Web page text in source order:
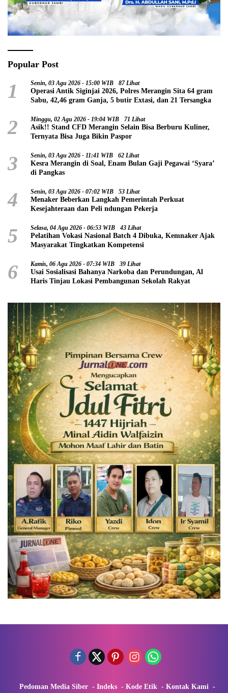
Popular Post
1 Senin, 03 Agu 2026 - 15:00 WIB 87 Lihat
Operasi Antik Siginjai 2026, Polres Merangin Sita 64 gram
Sabu, 42,46 gram Ganja, 5 butir Extasi, dan 21 Tersangka
2 Minggu, 02 Agu 2026 - 19:04 WIB 71 Lihat
Asik!! Stand CFD Merangin Selain Bisa Berburu Kuliner,
Ternyata Bisa Juga Bikin Paspor
3 Senin, 03 Agu 2026 - 11:41 WIB 62 Lihat
Kesra Merangin di Soal, Enam Bulan Gaji Pegawai ‘Syara’
di Pangkas
4 Senin, 03 Agu 2026 - 07:02 WIB 53 Lihat
Menaker Beberkan Langkah Pemerintah Perkuat
Kesejahteraan dan Peli ndungan Pekerja
5 Selasa, 04 Agu 2026 - 06:53 WIB 43 Lihat
Pelatihan Vokasi Nasional Batch 4 Dibuka, Kemnaker Ajak
Masyarakat Tingkatkan Kompetensi
6 Kamis, 06 Agu 2026 - 07:34 WIB 39 Lihat
Usai Sosialisasi Bahanya Narkoba dan Perundungan, Al
Haris Tinjau Lokasi Pembangunan Sekolah Rakyat
Pedoman Media Siber Indeks Kode Etik Kontak Kami